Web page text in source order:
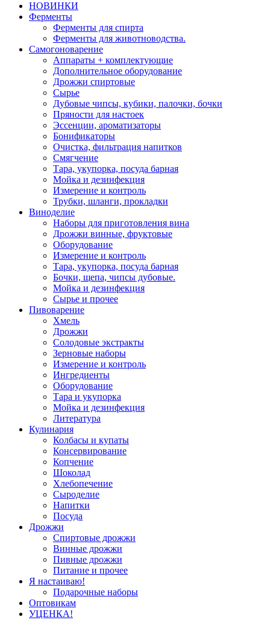
НОВИНКИ
Ферменты
Ферменты для спирта
Ферменты для животноводства.
Самогоноварение
Аппараты + комплектующие
Дополнительное оборудование
Дрожжи спиртовые
Сырье
Дубовые чипсы, кубики, палочки, бочки
Пряности для настоек
Эссенции, ароматизаторы
Бонификаторы
Очистка, фильтрация напитков
Смягчение
Тара, укупорка, посуда барная
Мойка и дезинфекция
Измерение и контроль
Трубки, шланги, прокладки
Виноделие
Наборы для приготовления вина
Дрожжи винные, фруктовые
Оборудование
Измерение и контроль
Тара, укупорка, посуда барная
Бочки, щепа, чипсы дубовые.
Мойка и дезинфекция
Сырье и прочее
Пивоварение
Хмель
Дрожжи
Солодовые экстракты
Зерновые наборы
Измерение и контроль
Ингредиенты
Оборудование
Тара и укупорка
Мойка и дезинфекция
Литература
Кулинария
Колбасы и купаты
Консервирование
Копчение
Шоколад
Хлебопечение
Сыроделие
Напитки
Посуда
Дрожжи
Спиртовые дрожжи
Винные дрожжи
Пивные дрожжи
Питание и прочее
Я настаиваю!
Подарочные наборы
Оптовикам
УЦЕНКА!